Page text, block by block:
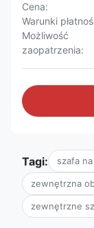
Cena:
Warunki
Możliwość
zaopatrzenia:
Tagi: szafa
zewnętrzna
zewnętrzne